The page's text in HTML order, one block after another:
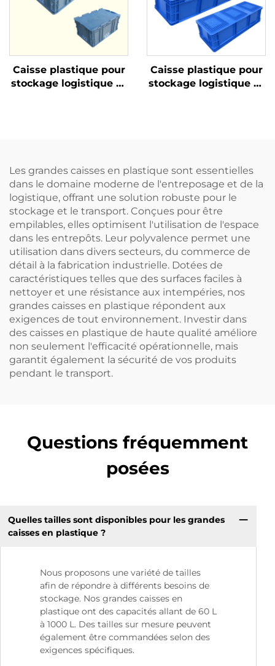
Caisse plastique pour
stockage logistique et
Caisse plastique pour
stockage logistique et
Les grandes caisses en plastique sont essentielles
dans le domaine moderne de l'entreposage et de la
logistique, offrant une solution robuste pour le
stockage et le transport. Conçues pour être
empilables, elles optimisent l'utilisation de l'espace
dans les entrepôts. Leur polyvalence permet une
utilisation dans divers secteurs, du commerce de
détail à la fabrication industrielle. Dotées de
caractéristiques telles que des surfaces faciles à
nettoyer et une résistance aux intempéries, nos
grandes caisses en plastique répondent aux
exigences de tout environnement. Investir dans
des caisses en plastique de haute qualité améliore
non seulement l'efficacité opérationnelle, mais
garantit également la sécurité de vos produits
pendant le transport.
Questions fréquemment
posées
Quelles tailles sont disponibles pour les grandes
caisses en plastique ?
Nous proposons une variété de tailles
afin de répondre à différents besoins de
stockage. Nos grandes caisses en
plastique ont des capacités allant de 60 L
à 1000 L. Des tailles sur mesure peuvent
également être commandées selon des
exigences spécifiques.